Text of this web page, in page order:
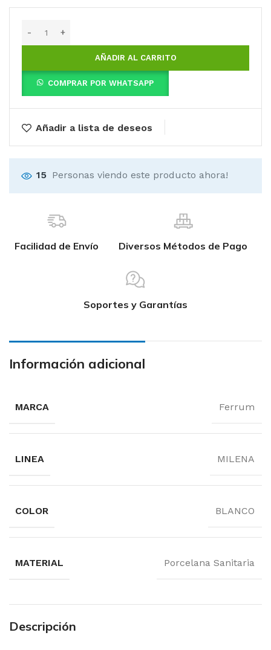
AÑADIR AL CARRITO
COMPRAR POR WHATSAPP
Añadir a lista de deseos
15 Personas viendo este producto ahora!
Facilidad de Envío Diversos Métodos de Pago
Soportes y Garantías
Información adicional
MARCA Ferrum
LINEA MILENA
COLOR BLANCO
MATERIAL Porcelana Sanitaria
Descripción